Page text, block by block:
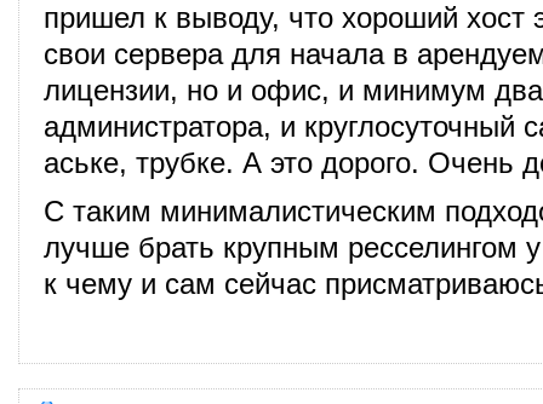
пришел к выводу, что хороший хост
свои сервера для начала в
лицензии, но и офис, и минимум два
администратора, и круглосуточный
аське, трубке. А это дорого. Очень
С таким минималистическим
лучше брать крупным ресселингом
к чему и сам сейчас